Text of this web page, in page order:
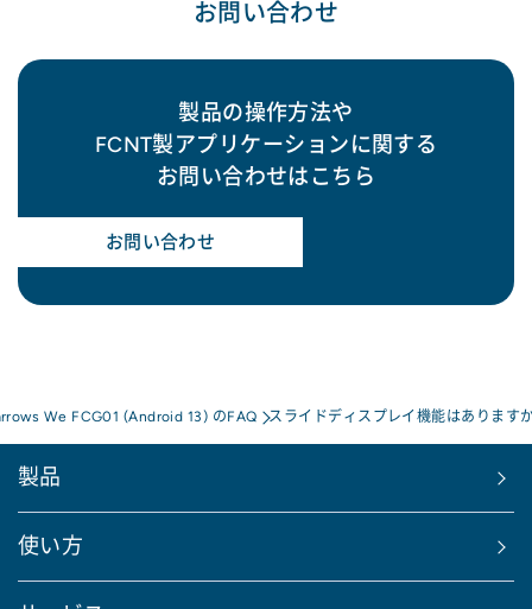
お問い合わせ
製品の操作方法や
FCNT製アプリケーションに関する
お問い合わせはこちら
お問い合わせ
We FCG01 (Android 13) のFAQ スライドディスプレイ機能はあります
製品
使い方